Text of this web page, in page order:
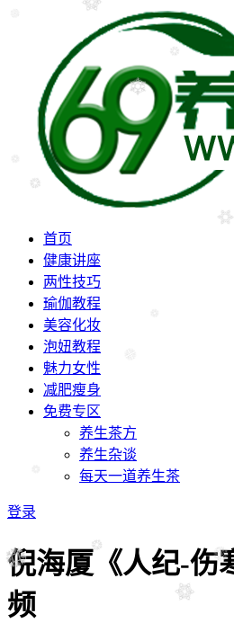
首页
健康讲座
两性技巧
瑜伽教程
美容化妆
泡妞教程
魅力女性
减肥瘦身
免费专区
养生茶方
养生杂谈
每天一道养生茶
登录
倪海厦《人纪-伤
频